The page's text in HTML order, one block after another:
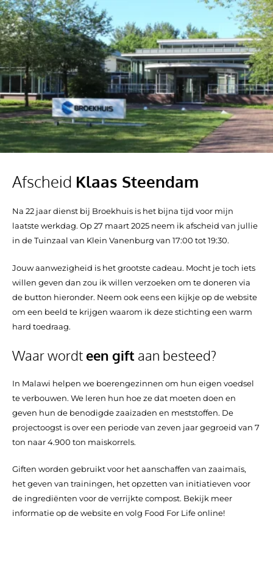
Ga
naar
de
inhoud
Afscheid Klaas Steendam
Na 22 jaar dienst bij Broekhuis is het bijna tijd voor mijn
laatste werkdag. Op 27 maart 2025 neem ik afscheid van jullie
in de Tuinzaal van Klein Vanenburg van 17:00 tot 19:30.
Jouw aanwezigheid is het grootste cadeau. Mocht je toch iets
willen geven dan zou ik willen verzoeken om te doneren via
de button hieronder. Neem ook eens een kijkje op de website
om een beeld te krijgen waarom ik deze stichting een warm
hard toedraag.
Waar wordt een gift aan besteed?
In Malawi helpen we boerengezinnen om hun eigen voedsel
te verbouwen. We leren hun hoe ze dat moeten doen en
geven hun de benodigde zaaizaden en meststoffen. De
projectoogst is over een periode van zeven jaar gegroeid van 7
ton naar 4.900 ton maiskorrels.
Giften worden gebruikt voor het aanschaffen van zaaimaïs,
het geven van trainingen, het opzetten van initiatieven voor
de ingrediënten voor de verrijkte compost. Bekijk meer
informatie op de website en volg Food For Life online!